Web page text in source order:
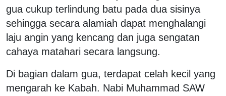
gua cukup terlindung batu pada dua sisinya
sehingga secara alamiah dapat menghalangi
laju angin yang kencang dan juga sengatan
cahaya matahari secara langsung.
Di bagian dalam gua, terdapat celah kecil yang
mengarah ke Kabah. Nabi Muhammad SAW